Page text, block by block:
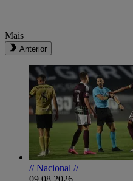
Mais
Anterior
// Nacional //
09.08.2026